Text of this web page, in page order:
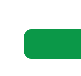
аналитических
конфиденциальности